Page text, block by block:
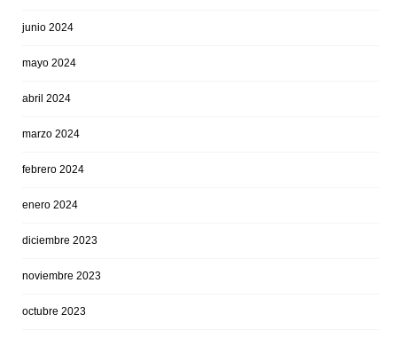
junio 2024
mayo 2024
abril 2024
marzo 2024
febrero 2024
enero 2024
diciembre 2023
noviembre 2023
octubre 2023